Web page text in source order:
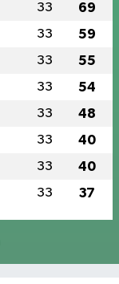
33 69
33 59
33 55
33 54
33 48
33 40
33 40
33 37